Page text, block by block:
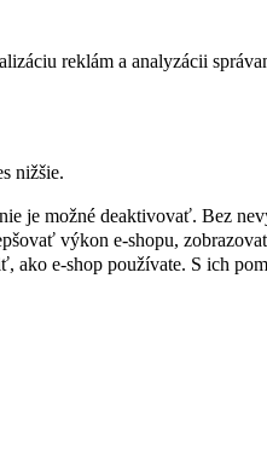
reklám a analyzácii
nižšie.
je možné deaktivovať. Bez
výkon e-shopu,
ako e-shop používate. S ich